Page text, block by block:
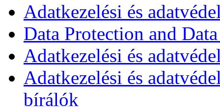
Adatkezelési és
Data Protection and
Adatkezelési és
Adatkezelési és
bírálók